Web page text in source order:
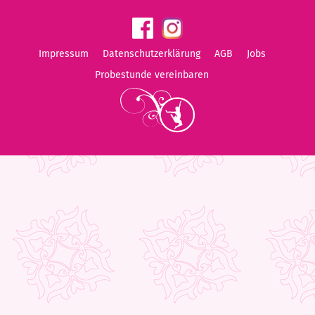
Impressum Datenschutzerklärung AGB Jobs
Probestunde vereinbaren